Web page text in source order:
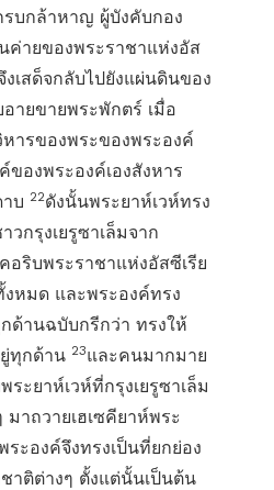
บกล้าหาญ ผู้บังคับกอง
ค่ายของพระราชาแห่งอัส
เสด็จกลับไปยังแผ่นดินของ
ายขายพระพักตร์ เมื่อ
หารของพระของพระองค์
ของพระองค์เองสังหาร
บ 22ดังนั้นพระยาห์เวห์ทรง
วกรุงเยรูซาเล็มจาก
อริบพระราชาแห่งอัสซีเรีย
หมด และพระองค์ทรง
ด้านฉบับกรีกว่า ทรงให้
ทุกด้าน 23และคนมากมาย
ะยาห์เวห์ที่กรุงเยรูซาเล็ม
าถวายเฮเซคียาห์พระ
ะองค์จึงทรงเป็นที่ยกย่อง
าติต่างๆ ตั้งแต่นั้นเป็นต้น